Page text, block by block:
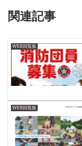
関連記事
WEB回覧板
WEB回覧板